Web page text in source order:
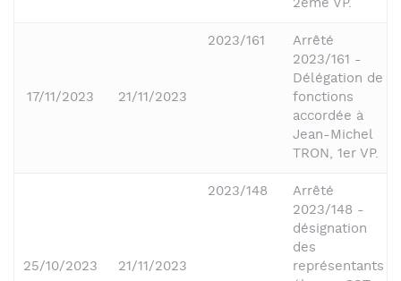
2ème VP.
17/11/2023 21/11/2023
2023/161
Arrêté
2023/161 -
Délégation de
fonctions
accordée à
Jean-Michel
TRON, 1er VP.
25/10/2023 21/11/2023
2023/148
Arrêté
2023/148 -
désignation
des
représentants